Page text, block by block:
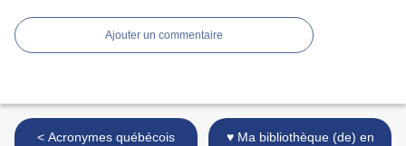
Ajouter un commentaire
< Acronymes québécois
♥ Ma bibliothèque (de) en